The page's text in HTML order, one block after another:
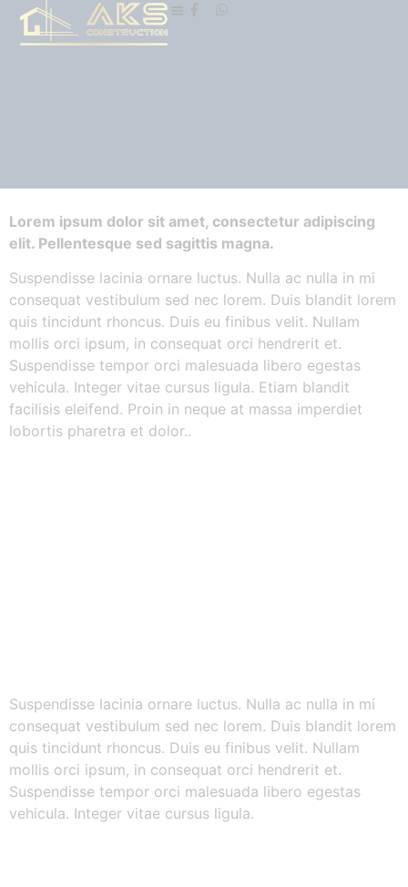
Lorem ipsum dolor sit amet, consectetur adipiscing
elit. Pellentesque sed sagittis magna.
Suspendisse lacinia ornare luctus. Nulla ac nulla in mi
consequat vestibulum sed nec lorem. Duis blandit lorem
quis tincidunt rhoncus. Duis eu finibus velit. Nullam
mollis orci ipsum, in consequat orci hendrerit et.
Suspendisse tempor orci malesuada libero egestas
vehicula. Integer vitae cursus ligula. Etiam blandit
facilisis eleifend. Proin in neque at massa imperdiet
lobortis pharetra et dolor..
Suspendisse lacinia ornare luctus. Nulla ac nulla in mi
consequat vestibulum sed nec lorem. Duis blandit lorem
quis tincidunt rhoncus. Duis eu finibus velit. Nullam
mollis orci ipsum, in consequat orci hendrerit et.
Suspendisse tempor orci malesuada libero egestas
vehicula. Integer vitae cursus ligula.